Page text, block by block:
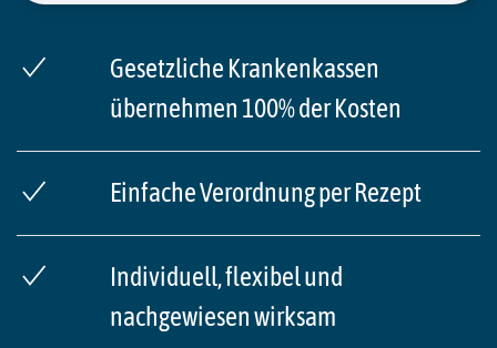
Gesetzliche Krankenkassen
übernehmen 100% der Kosten
Einfache Verordnung per Rezept
Individuell, flexibel und
nachgewiesen wirksam